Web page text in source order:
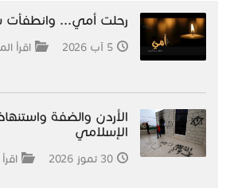
رحلت أمي... وانطفأت
5 آب 2026 اقرأ
الأردن والضفة
الإسلامي
30 تموز 2026